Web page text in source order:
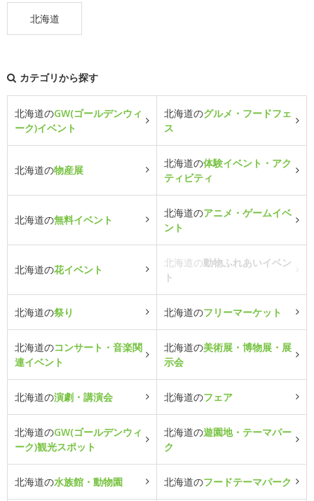
北海道
カテゴリから探す
北海道のGW(ゴールデンウィ
ーク)イベント
北海道のグルメ・フードフェ
ス
北海道の物産展
北海道の体験イベント・アク
ティビティ
北海道の無料イベント
北海道のアニメ・ゲームイベ
ント
北海道の花イベント
北海道の動物ふれあいイベン
ト
北海道の祭り 北海道のフリーマーケット
北海道のコンサート・音楽関
連イベント
北海道の美術展・博物展・展
示会
北海道の演劇・講演会 北海道のフェア
北海道のGW(ゴールデンウィ
ーク)観光スポット
北海道の遊園地・テーマパー
ク
北海道の水族館・動物園 北海道のフードテーマパーク